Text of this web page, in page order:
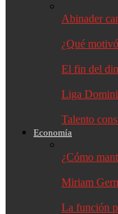
Abinader
¿Qué
El fin del
Liga
Talento
Economía
¿Cómo
Miriam
La función